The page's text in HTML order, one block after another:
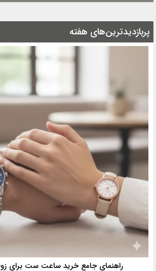
پربازدیدترین‌های هفته
راهنمای جامع خرید ساعت ست برای